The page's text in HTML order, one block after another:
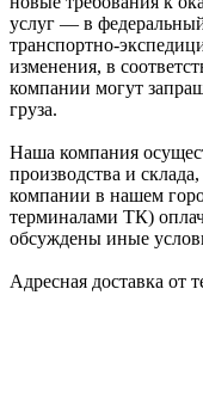
услуг — в
транспортно-
изменения, в
компании могут
груза.
Наша компания
производства и
компании в нашем
терминалами ТК)
обсуждены иные
Адресная доставка от